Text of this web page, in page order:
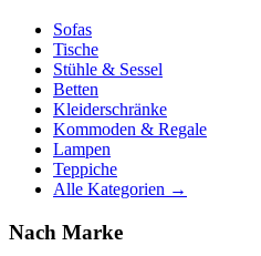
Sofas
Tische
Stühle & Sessel
Betten
Kleiderschränke
Kommoden & Regale
Lampen
Teppiche
Alle Kategorien →
Nach Marke